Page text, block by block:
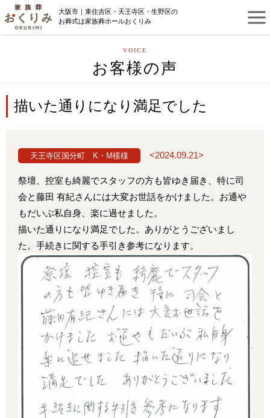
大阪市｜東住吉区・天王寺区・生野区の
お葬式は家族葬ホールおくりみ
VOICE
お客様の声
描いた通りになり満足でした
天王寺区国分町 K・M樣様 <2024.09.21>
祭壇、控室も綺麗でスタッフの方も皆ゆき届き、特に司
会と藤田 有紀さんには大変お世話をかけました。お通や
もだいぶ私自身、楽に過せました。
描いた通りになり満足でした。ありがとうございまし
た。手続きに関する手引き参考になります。